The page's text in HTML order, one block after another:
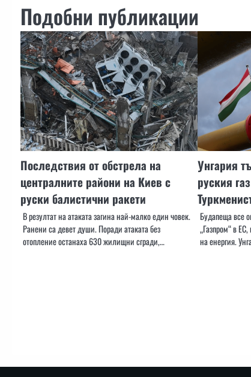
Подобни публикации
Последствия от обстрела на
централните райони на Киев с
руски балистични ракети
В резултат на атаката загина най-малко един човек.
Ранени са девет души. Поради атаката без
отопление останаха 630 жилищни сгради,…
Унгария
руския
Будапеща все
„Газпром“ в
на енергия.